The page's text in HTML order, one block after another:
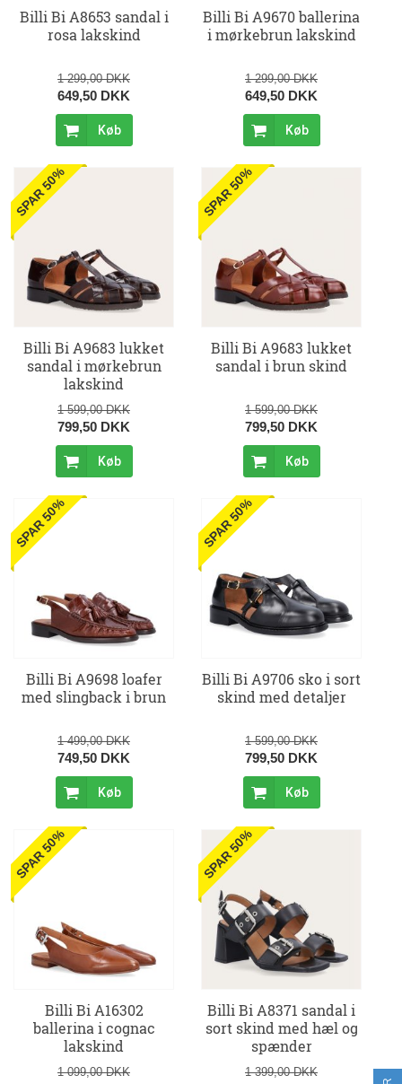
Billi Bi A8653 sandal i
rosa lakskind
1 299,00 DKK
649,50 DKK
Køb
Billi Bi A9670 ballerina
i mørkebrun lakskind
1 299,00 DKK
649,50 DKK
Køb
SPAR 50%
Billi Bi A9683 lukket
sandal i mørkebrun
lakskind
1 599,00 DKK
799,50 DKK
Køb
SPAR 50%
Billi Bi A9683 lukket
sandal i brun skind
1 599,00 DKK
799,50 DKK
Køb
SPAR 50%
Billi Bi A9698 loafer
med slingback i brun
1 499,00 DKK
749,50 DKK
Køb
SPAR 50%
Billi Bi A9706 sko i sort
skind med detaljer
1 599,00 DKK
799,50 DKK
Køb
SPAR 50%
Billi Bi A16302
ballerina i cognac
lakskind
1 099,00 DKK
SPAR 50%
Billi Bi A8371 sandal i
sort skind med hæl og
spænder
1 399,00 DKK